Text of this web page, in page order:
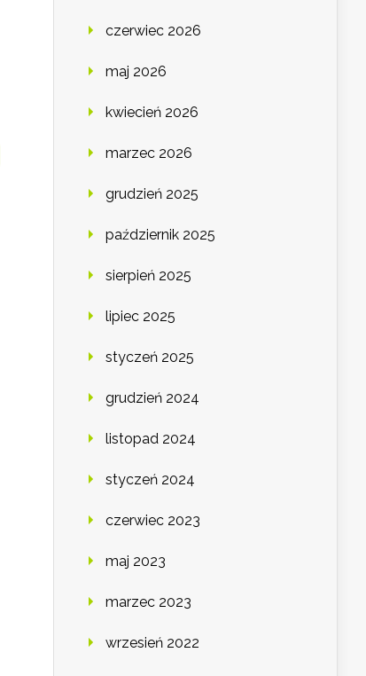
czerwiec 2026
maj 2026
kwiecień 2026
marzec 2026
grudzień 2025
październik 2025
sierpień 2025
lipiec 2025
styczeń 2025
grudzień 2024
listopad 2024
styczeń 2024
czerwiec 2023
maj 2023
marzec 2023
wrzesień 2022